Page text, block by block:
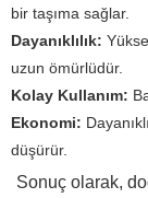
bir taşıma sağlar.
Dayanıklılık:
uzun ömürlüdür.
Kolay Kullanım:
Ekonomi:
düşürür.
Sonuç olarak,